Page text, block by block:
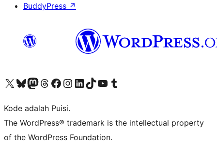
BuddyPress ↗
Kunjungi akun X (sebelumnya Twitter) kamiVisit our Bluesky account
Kunjungi akun Mastodon kami
Visit our Threads account
Kunjungi halaman Facebook kamiKunjungi akun Instagram kamiKunjungi akun LinkedIn kami
Visit our TikTok account
Kunjungi channel YouTube kamiVisit our Tumblr account
Kode adalah Puisi.
The WordPress® trademark is the intellectual property
of the WordPress Foundation.